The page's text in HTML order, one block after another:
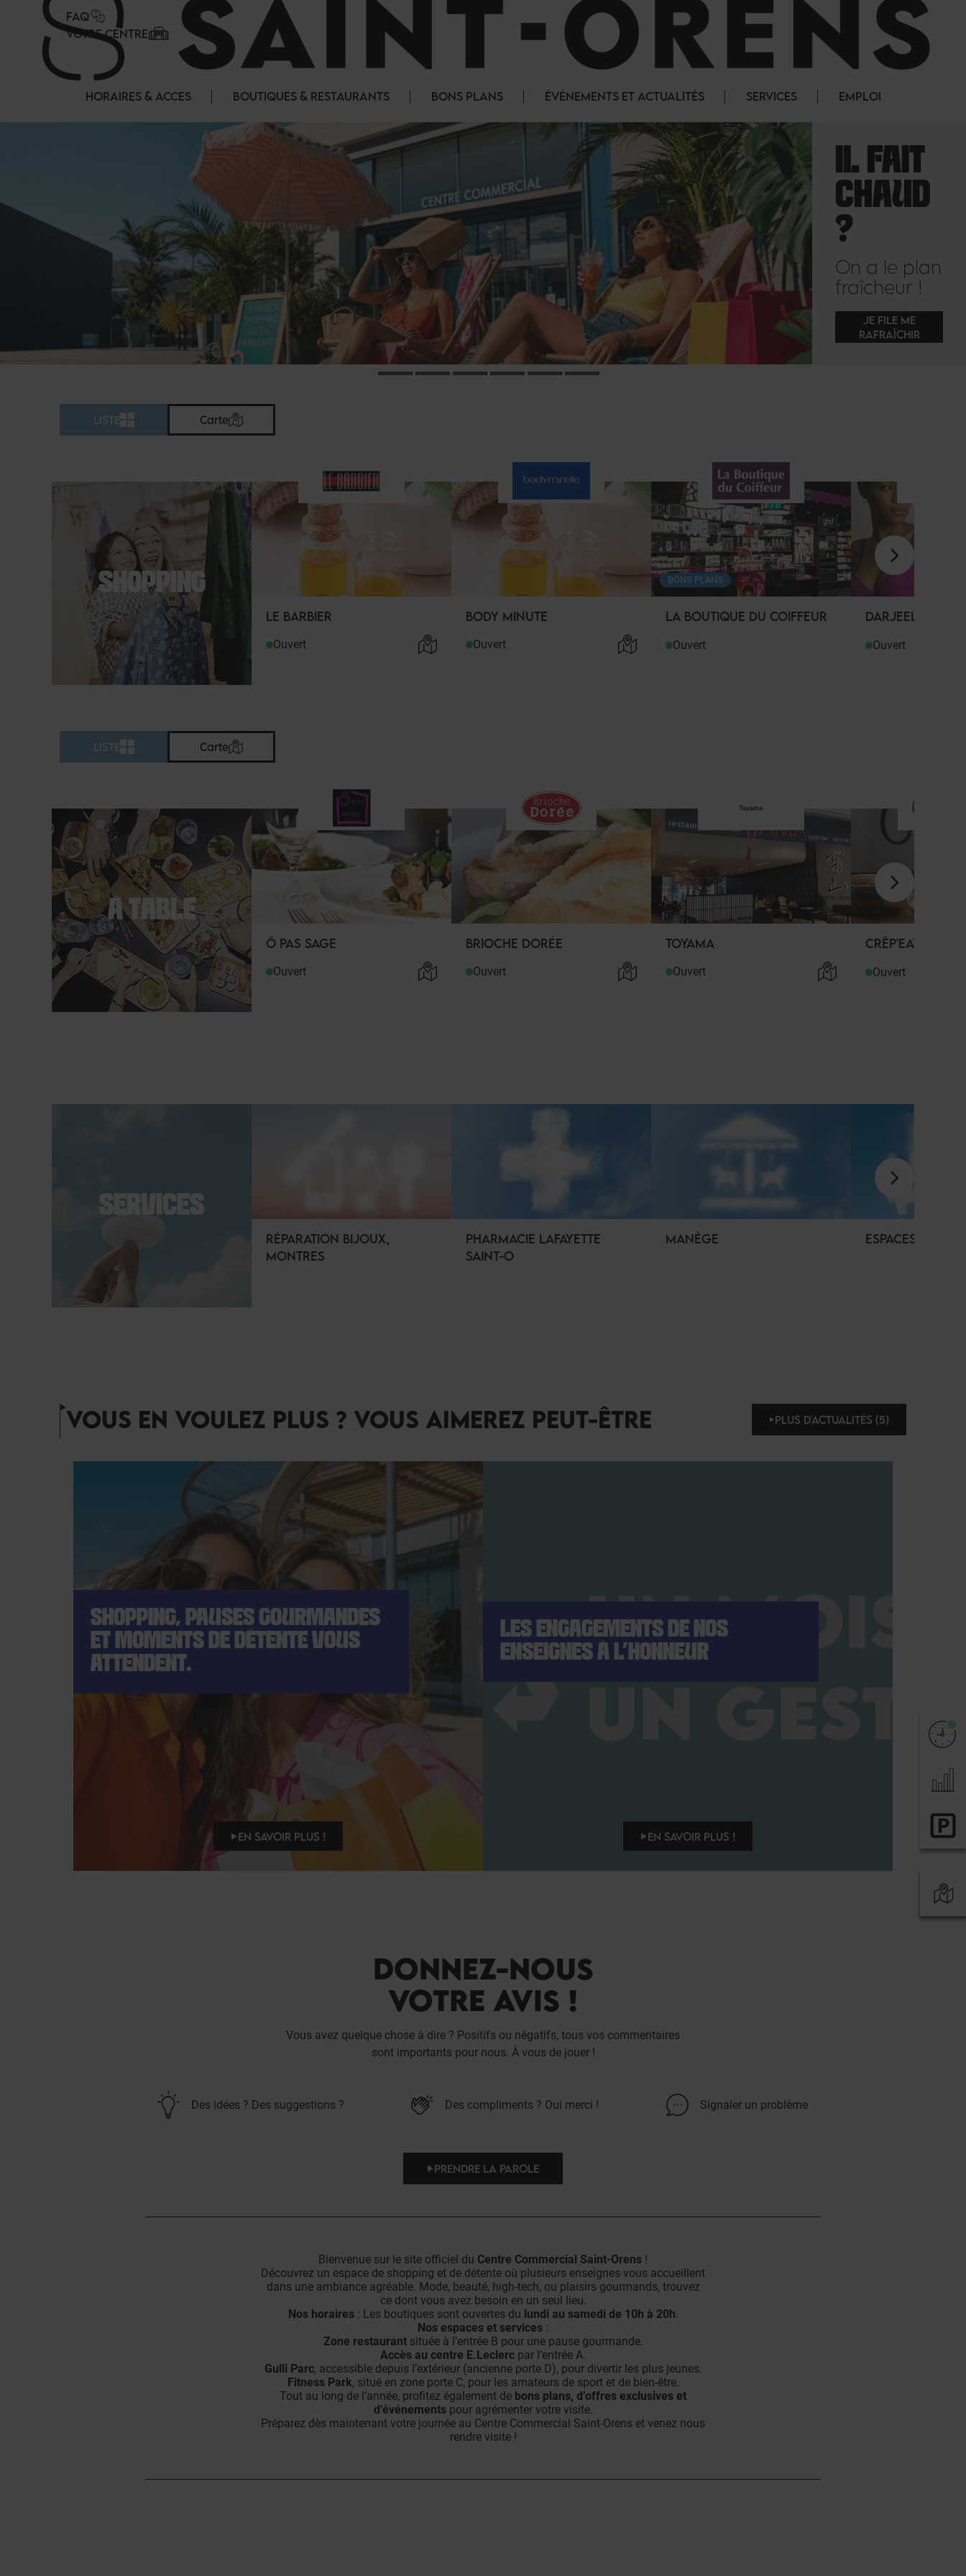
FAQ
VOTRE CENTRE
HORAIRES & ACCES BOUTIQUES & RESTAURANTS BONS PLANS ÉVÉNEMENTS ET ACTUALITÉS SERVICES EMPLOI
IL FAIT
CHAUD
?
On a le plan
fraîcheur !
JE FILE ME
RAFRAÎCHIR
LISTE Carte
SHOPPING
LE BARBIER
Ouvert
BODY MINUTE
Ouvert
LA BOUTIQUE DU COIFFEUR
BONS PLANS
Ouvert
DARJEELING
Ouvert
LISTE Carte
À TABLE
Ô PAS SAGE
Ouvert
BRIOCHE DORÉE
Ouvert
TOYAMA
Ouvert
CRÊP'EAT
Ouvert
SERVICES
RÉPARATION BIJOUX,
MONTRES
PHARMACIE LAFAYETTE
SAINT-O
MANÈGE ESPACES
VOUS EN VOULEZ PLUS ? VOUS AIMEREZ PEUT-ÊTRE PLUS D'ACTUALITÉS (5)
SHOPPING, PAUSES GOURMANDES
ET MOMENTS DE DÉTENTE VOUS
ATTENDENT.
EN SAVOIR PLUS !
LES ENGAGEMENTS DE NOS
ENSEIGNES À L'HONNEUR
EN SAVOIR PLUS !
DONNEZ-NOUS
VOTRE AVIS !
Vous avez quelque chose à dire ? Positifs ou négatifs, tous vos commentaires
sont importants pour nous. À vous de jouer !
Des idées ? Des suggestions ? Des compliments ? Oui merci ! Signaler un problème
PRENDRE LA PAROLE
Bienvenue sur le site officiel du Centre Commercial Saint-Orens !
Découvrez un espace de shopping et de détente où plusieurs enseignes vous accueillent
dans une ambiance agréable. Mode, beauté, high-tech, ou plaisirs gourmands, trouvez
ce dont vous avez besoin en un seul lieu.
Nos horaires: Les boutiques sont ouvertes du lundi au samedi de 10h à 20h.
Nos espaces et services :
Zone restaurantsituée à l’entrée B pour une pause gourmande.
Accès au centre E.Leclerc par l’entrée A.
Gulli Parc, accessible depuis l’extérieur (ancienne porte D), pour divertir les plus jeunes.
Fitness Park, situé en zone porte C, pour les amateurs de sport et de bien-être.
Tout au long de l’année, profitez également de bons plans, d’offres exclusives et
d’événementspour agrémenter votre visite.
Préparez dès maintenant votre journée au Centre Commercial Saint-Orens et venez nous
rendre visite !
Panneau de gestion des cookies